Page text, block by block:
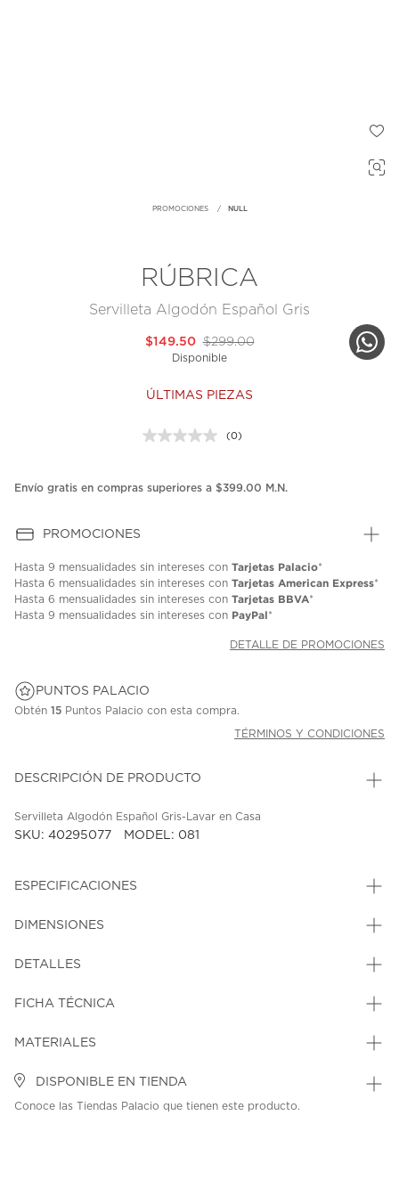
PROMOCIONES NULL
RÚBRICA
Servilleta Algodón Español Gris
$299.00
$149.50
Disponible
ÚLTIMAS PIEZAS
Sin
en
(0)
Envío gratis en compras superiores a $399.00 M.N.
PROMOCIONES
Hasta 9 mensualidades sin intereses con Tarjetas Palacio*
Hasta 6 mensualidades sin intereses con Tarjetas American Express*
Hasta 6 mensualidades sin intereses con Tarjetas BBVA*
Hasta 9 mensualidades sin intereses con PayPal*
DETALLE DE PROMOCIONES
PUNTOS PALACIO
Obtén 15 Puntos Palacio con esta compra.
TÉRMINOS Y CONDICIONES
DESCRIPCIÓN DE PRODUCTO
Servilleta Algodón Español Gris-Lavar en Casa
SKU: 40295077 MODEL: 081
ESPECIFICACIONES
DIMENSIONES
DETALLES
FICHA TÉCNICA
MATERIALES
DISPONIBLE EN TIENDA
Conoce las Tiendas Palacio que tienen este producto.